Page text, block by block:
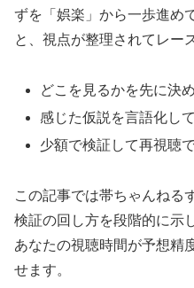
ずを「娯楽」から一歩進め
と、視点が整理されてレー
どこを見るかを先に決
感じた仮説を言語化し
少額で検証して再視聴
この記事では帯ちゃんねる
検証の回し方を段階的に示
あなたの視聴時間が予想精
せます。